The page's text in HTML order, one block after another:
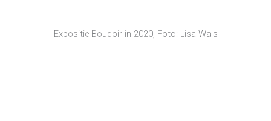
Expositie Boudoir in 2020, Foto: Lisa Wals